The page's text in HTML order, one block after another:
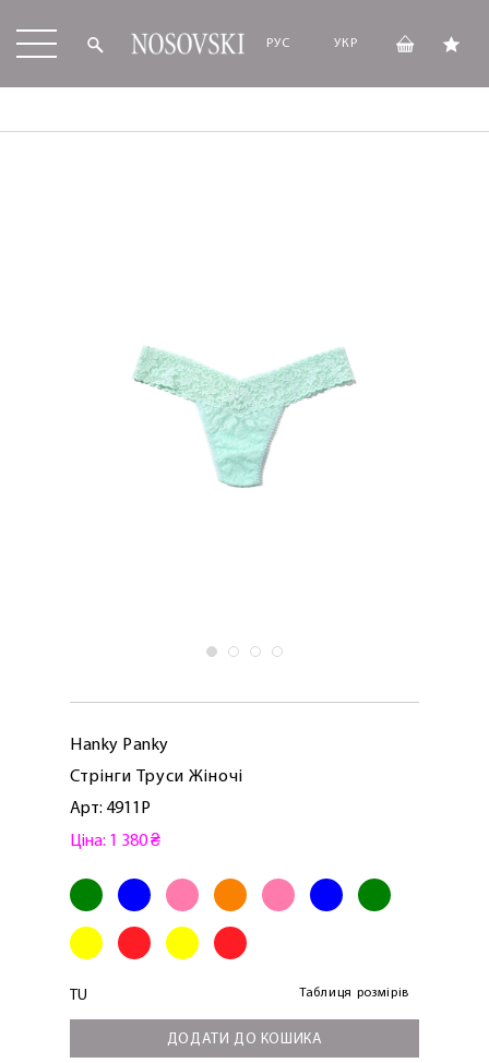
РУС УКР
Hanky ​​Panky
Стрінги Труси Жіночі
Арт: 4911P
Ціна: 1 380 ₴
TU Таблиця розмірів
ДОДАТИ ДО КОШИКА